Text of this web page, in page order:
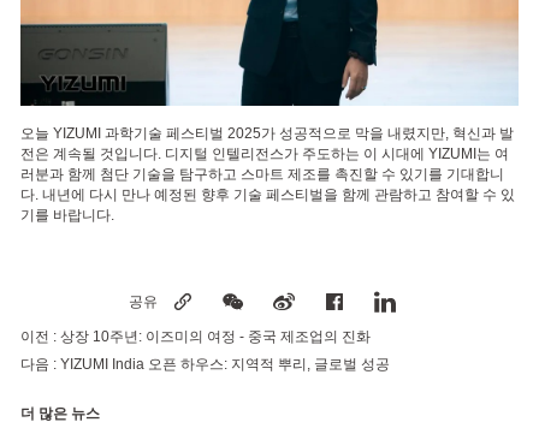
오늘 YIZUMI 과학기술 페스티벌 2025가 성공적으로 막을 내렸지만, 혁신과 발
전은 계속될 것입니다. 디지털 인텔리전스가 주도하는 이 시대에 YIZUMI는 여
러분과 함께 첨단 기술을 탐구하고 스마트 제조를 촉진할 수 있기를 기대합니
다. 내년에 다시 만나 예정된 향후 기술 페스티벌을 함께 관람하고 참여할 수 있
기를 바랍니다.
공유
이전 : 상장 10주년: 이즈미의 여정 - 중국 제조업의 진화
다음 : YIZUMI India 오픈 하우스: 지역적 뿌리, 글로벌 성공
더 많은 뉴스